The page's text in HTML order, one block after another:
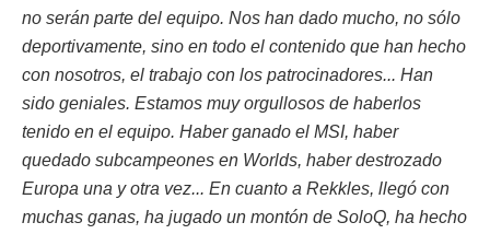
no serán parte del equipo. Nos han dado mucho, no sólo
deportivamente, sino en todo el contenido que han hecho
con nosotros, el trabajo con los patrocinadores... Han
sido geniales. Estamos muy orgullosos de haberlos
tenido en el equipo. Haber ganado el MSI, haber
quedado subcampeones en Worlds, haber destrozado
Europa una y otra vez... En cuanto a Rekkles, llegó con
muchas ganas, ha jugado un montón de SoloQ, ha hecho